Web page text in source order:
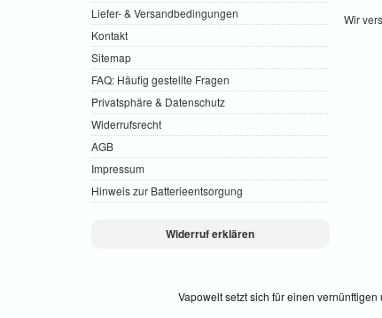
Liefer- & Versandbedingungen
Kontakt
Sitemap
FAQ: Häufig gestellte Fragen
Privatsphäre & Datenschutz
Widerrufsrecht
AGB
Impressum
Hinweis zur Batterieentsorgung
Widerruf erklären
Wir
Vapowelt setzt sich für einen